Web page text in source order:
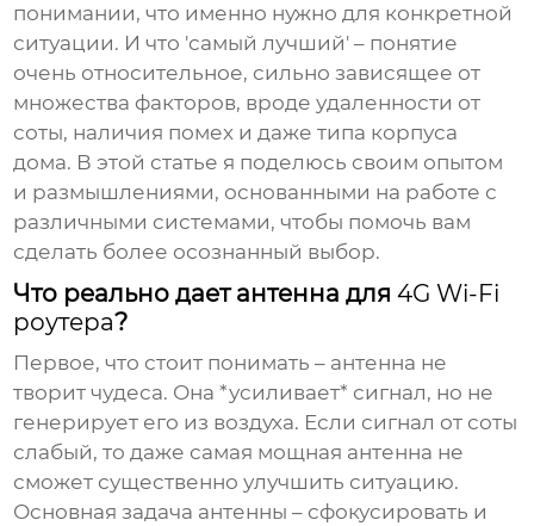
понимании, что именно нужно для конкретной
ситуации. И что 'самый лучший' – понятие
очень относительное, сильно зависящее от
множества факторов, вроде удаленности от
соты, наличия помех и даже типа корпуса
дома. В этой статье я поделюсь своим опытом
и размышлениями, основанными на работе с
различными системами, чтобы помочь вам
сделать более осознанный выбор.
Что реально дает антенна для4G Wi-Fi
роутера?
Первое, что стоит понимать – антенна не
творит чудеса. Она *усиливает* сигнал, но не
генерирует его из воздуха. Если сигнал от соты
слабый, то даже самая мощная антенна не
сможет существенно улучшить ситуацию.
Основная задача антенны – сфокусировать и